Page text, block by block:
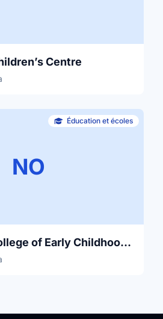
Centre
NO
Éducation et écoles
Nova Scotia College of Early Childhood Education